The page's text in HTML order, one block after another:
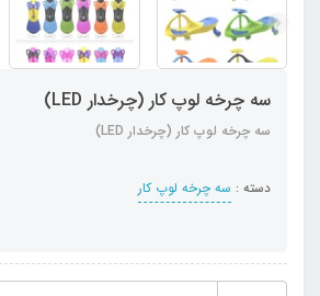
سه چرخه لوپ کار (چرخدار LED)
سه چرخه لوپ کار (چرخدار LED)
دسته : سه چرخه لوپ کار